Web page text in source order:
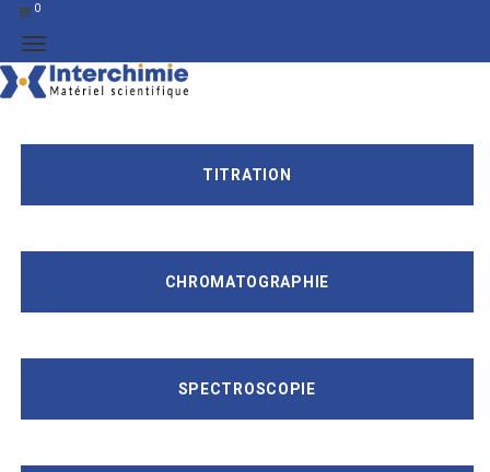
0
TITRATION
CHROMATOGRAPHIE
SPECTROSCOPIE